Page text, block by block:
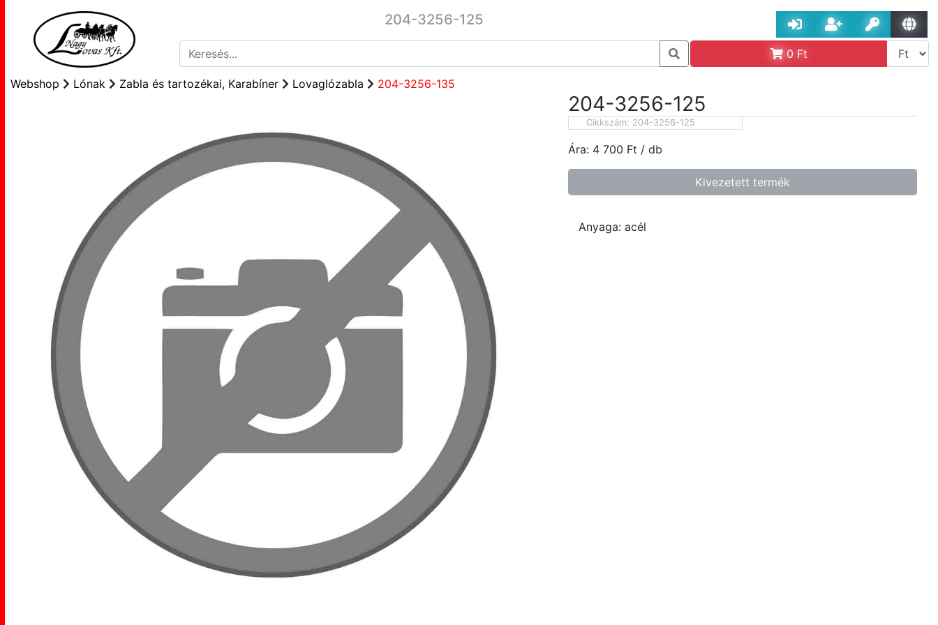
204-3256-125
0 Ft
Webshop Lónak Zabla és tartozékai, Karabíner Lovaglózabla 204-3256-135
204-3256-125
Cikkszám: 204-3256-125
Ára: 4 700 Ft / db
Kivezetett termék
Anyaga: acél